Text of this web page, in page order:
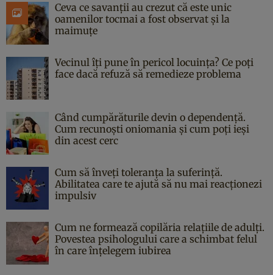
Ceva ce savanții au crezut că este unic
oamenilor tocmai a fost observat și la
maimuțe
Vecinul îți pune în pericol locuința? Ce poți
face dacă refuză să remedieze problema
Când cumpărăturile devin o dependență.
Cum recunoști oniomania și cum poți ieși
din acest cerc
Cum să înveți toleranța la suferință.
Abilitatea care te ajută să nu mai reacționezi
impulsiv
Cum ne formează copilăria relațiile de adulți.
Povestea psihologului care a schimbat felul
în care înțelegem iubirea